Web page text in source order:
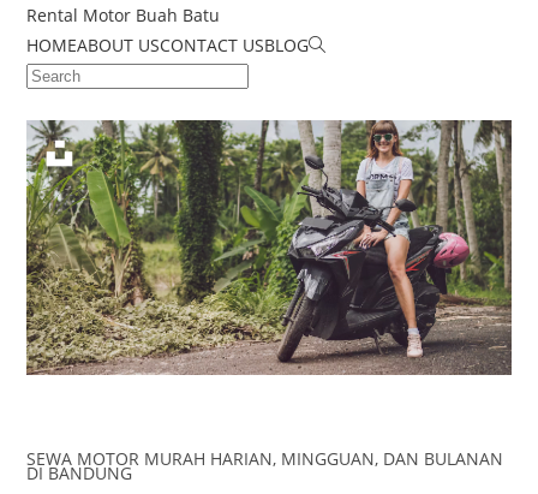
Rental Motor Buah Batu
HOMEABOUT USCONTACT USBLOG
SEWA MOTOR MURAH HARIAN, MINGGUAN, DAN BULANAN
DI BANDUNG